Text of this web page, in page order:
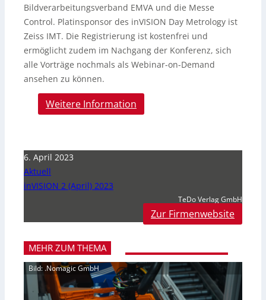
Bildverarbeitungsverband EMVA und die Messe
Control. Platinsponsor des inVISION Day Metrology ist
Zeiss IMT. Die Registrierung ist kostenfrei und
ermöglicht zudem im Nachgang der Konferenz, sich
alle Vorträge nochmals als Webinar-on-Demand
ansehen zu können.
Weitere Information
6. April 2023
Aktuell
inVISION 2 (April) 2023
TeDo Verlag GmbH
Zur Firmenwebsite
MEHR ZUM THEMA
Bild: .Nomagic GmbH